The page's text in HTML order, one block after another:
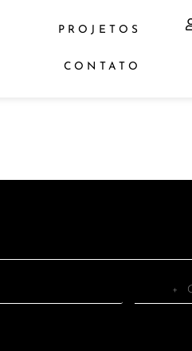
PROJETOS
CONTATO
+